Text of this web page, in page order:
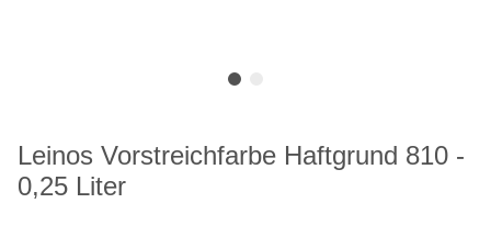
Leinos Vorstreichfarbe Haftgrund 810 -
0,25 Liter